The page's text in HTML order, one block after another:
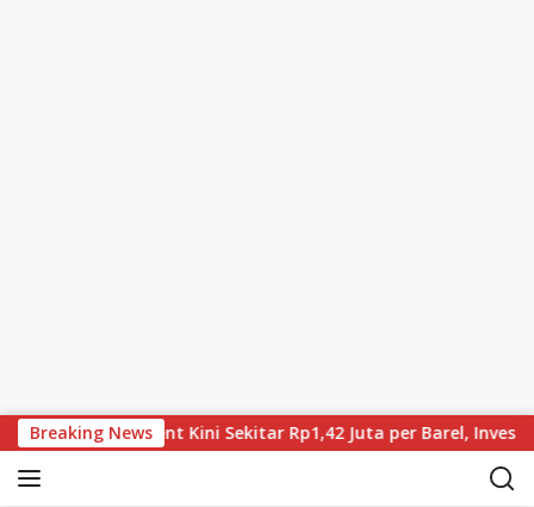
Breaking News
Turun, Brent Kini Sekitar Rp1,42 Juta per Barel, Investor